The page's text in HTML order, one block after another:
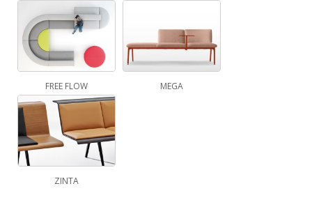
FREE FLOW MEGA
ZINTA